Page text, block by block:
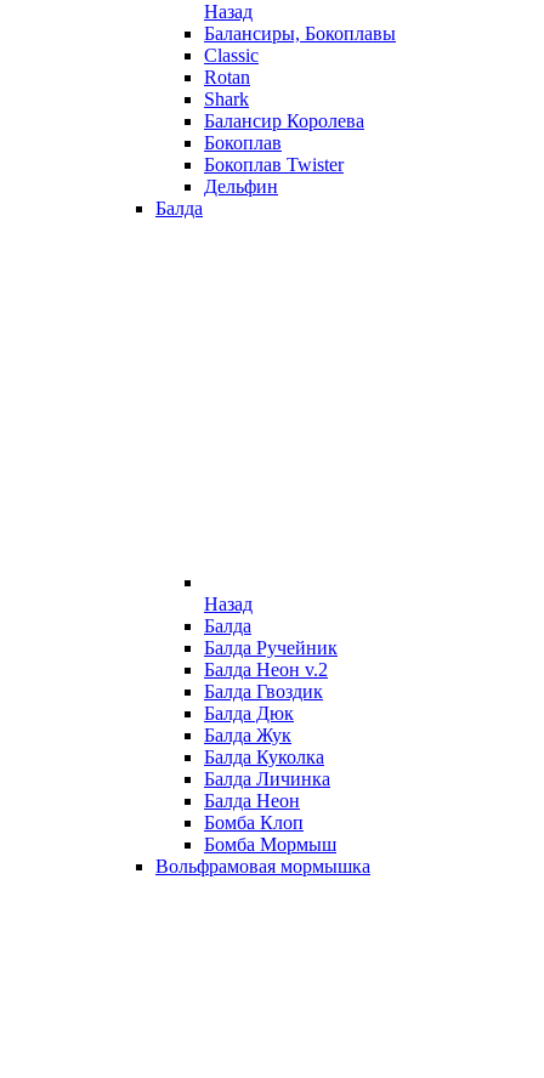
Назад
Балансиры, Бокоплавы
Classic
Rotan
Shark
Балансир Королева
Бокоплав
Бокоплав Twister
Дельфин
Балда
Назад
Балда
Балда Ручейник
Балда Неон v.2
Балда Гвоздик
Балда Дюк
Балда Жук
Балда Куколка
Балда Личинка
Балда Неон
Бомба Клоп
Бомба Мормыш
Вольфрамовая мормышка